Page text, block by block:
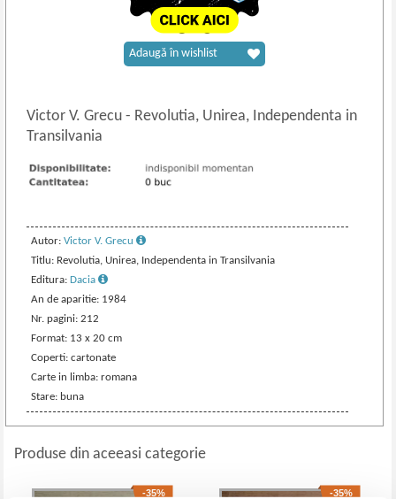
Victor V. Grecu- Revolutia, Unirea, Independenta in
Transilvania
Autor:Victor V. Grecu
Titlu: Revolutia, Unirea, Independenta in Transilvania
Editura:Dacia
An de aparitie: 1984
Nr. pagini: 212
Format: 13 x 20 cm
Coperti: cartonate
Carte in limba: romana
Stare: buna
Adaugă în wishlist
Produse din aceeasi categorie
-35% -35%